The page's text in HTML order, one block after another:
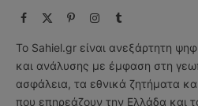
Facebook PinterestInstagram
Tumblr
Το Sahiel.gr είναι ανεξάρτητη
και ανάλυσης με έμφαση στη
ασφάλεια, τα εθνικά ζητήματα και
που επηρεάζουν την Ελλάδα και